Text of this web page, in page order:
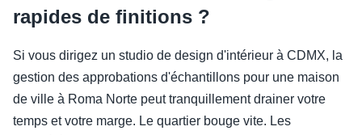
rapides de finitions ?
Si vous dirigez un studio de design d'intérieur à CDMX, la
gestion des approbations d'échantillons pour une maison
de ville à Roma Norte peut tranquillement drainer votre
temps et votre marge. Le quartier bouge vite. Les